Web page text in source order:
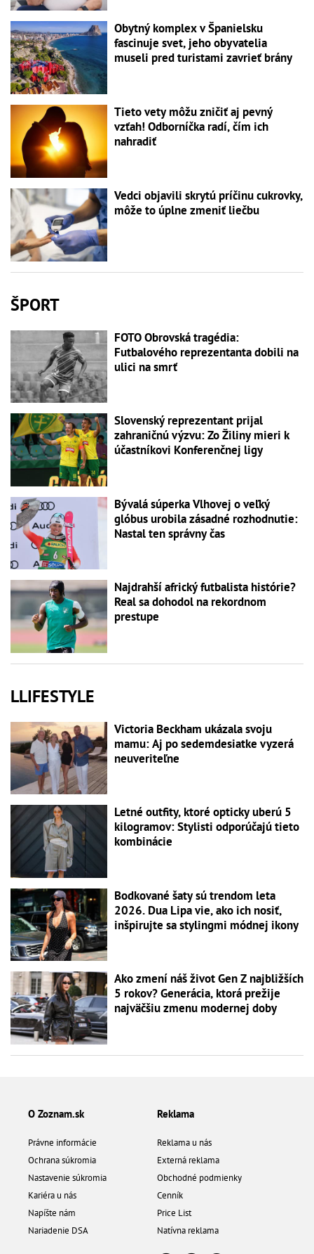
Obytný komplex v Španielsku
fascinuje svet, jeho obyvatelia
museli pred turistami zavrieť brány
Tieto vety môžu zničiť aj pevný
vzťah! Odborníčka radí, čím ich
nahradiť
Vedci objavili skrytú príčinu cukrovky,
môže to úplne zmeniť liečbu
ŠPORT
FOTO Obrovská tragédia:
Futbalového reprezentanta dobili na
ulici na smrť
Slovenský reprezentant prijal
zahraničnú výzvu: Zo Žiliny mieri k
účastníkovi Konferenčnej ligy
Bývalá súperka Vlhovej o veľký
glóbus urobila zásadné rozhodnutie:
Nastal ten správny čas
Najdrahší africký futbalista histórie?
Real sa dohodol na rekordnom
prestupe
LLIFESTYLE
Victoria Beckham ukázala svoju
mamu: Aj po sedemdesiatke vyzerá
neuveriteľne
Letné outfity, ktoré opticky uberú 5
kilogramov: Stylisti odporúčajú tieto
kombinácie
Bodkované šaty sú trendom leta
2026. Dua Lipa vie, ako ich nosiť,
inšpirujte sa stylingmi módnej ikony
Ako zmení náš život Gen Z najbližších
5 rokov? Generácia, ktorá prežije
najväčšiu zmenu modernej doby
O Zoznam.sk
Právne informácie
Ochrana súkromia
Nastavenie súkromia
Kariéra u nás
Napíšte nám
Nariadenie DSA
Reklama
Reklama u nás
Externá reklama
Obchodné podmienky
Cenník
Price List
Natívna reklama